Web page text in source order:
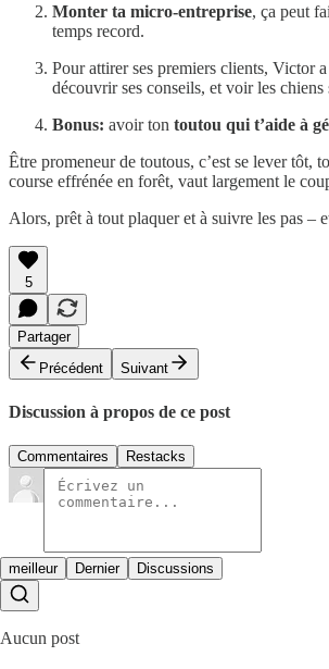
Monter ta micro-entreprise, ça peut
temps record.
Pour attirer ses premiers clients, Victor
découvrir ses conseils, et voir les
Bonus: avoir ton toutou qui t’aide à
Être promeneur de toutous, c’est se lever tôt,
course effrénée en forêt, vaut largement le
Alors, prêt à tout plaquer et à suivre les pas –
5
Partager
Précédent
Suivant
Discussion à propos de ce post
Commentaires Restacks
meilleur Dernier Discussions
Aucun post